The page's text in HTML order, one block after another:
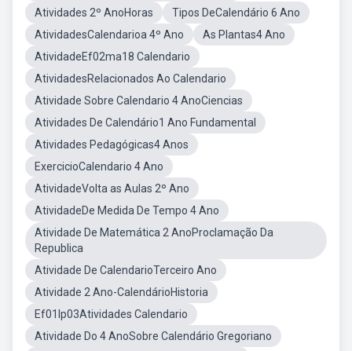
Atividades 2º AnoHoras
Tipos DeCalendário 6 Ano
AtividadesCalendarioa 4º Ano
As Plantas4 Ano
AtividadeEf02ma18 Calendario
AtividadesRelacionados Ao Calendario
Atividade Sobre Calendario 4 AnoCiencias
Atividades De Calendário1 Ano Fundamental
Atividades Pedagógicas4 Anos
ExercicioCalendario 4 Ano
AtividadeVolta as Aulas 2º Ano
AtividadeDe Medida De Tempo 4 Ano
Atividade De Matemática 2 AnoProclamação Da
Republica
Atividade De CalendarioTerceiro Ano
Atividade 2 Ano-CalendárioHistoria
Ef01lp03Atividades Calendario
Atividade Do 4 AnoSobre Calendário Gregoriano